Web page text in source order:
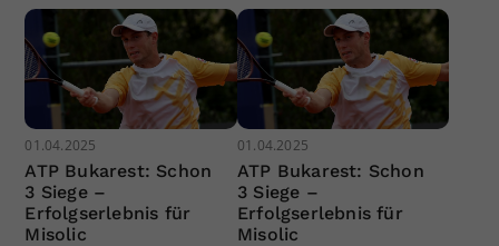
01.04.2025
ATP Bukarest: Schon
3 Siege –
Erfolgserlebnis für
Misolic
01.04.2025
ATP Bukarest: Schon
3 Siege –
Erfolgserlebnis für
Misolic